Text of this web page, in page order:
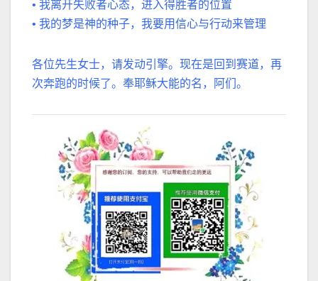
• 我离开失败者心态，进入得胜者的位置
• 我的梦是神的种子，我要用信心与行动来管理
各位先生女士，请发动引擎。现在是回到赛道，再
次奔跑的时候了。 奉耶稣大能的名，阿们。